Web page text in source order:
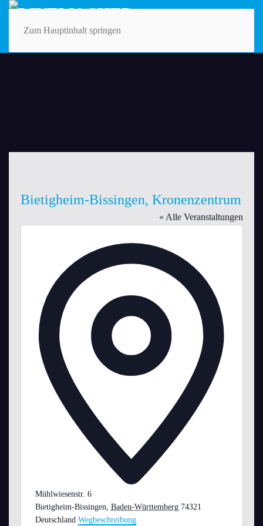
Zum Hauptinhalt springen
Bietigheim-Bissingen, Kronenzentrum
« Alle Veranstaltungen
Mühlwiesenstr. 6
Bietigheim-Bissingen Baden-Württemberg 74321
Deutschland Wegbeschreibung